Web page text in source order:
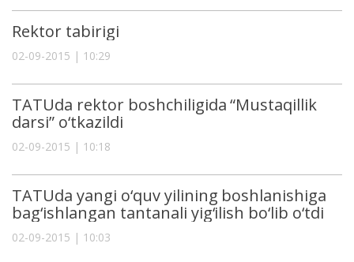
Rektor tabirigi
02-09-2015 | 10:29
TATUda rektor boshchiligida “Mustaqillik
darsi” o‘tkazildi
02-09-2015 | 10:18
TATUda yangi o‘quv yilining boshlanishiga
bag‘ishlangan tantanali yig‘ilish bo‘lib o‘tdi
02-09-2015 | 10:03